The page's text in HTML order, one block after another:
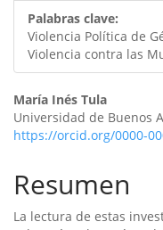
Palabras clave:
Violencia Política de
Violencia contra las
Contenido
principal
artículo
María Inés Tula
Universidad de Buenos
https://orcid.org/0000-
Resumen
La lectura de estas